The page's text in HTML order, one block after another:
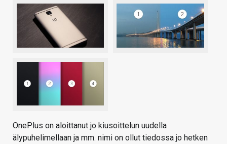
OnePlus on aloittanut jo kiusoittelun uudella
älypuhelimellaan ja mm. nimi on ollut tiedossa jo hetken